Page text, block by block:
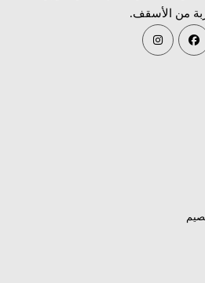
من الأسقف.
Opens
Opens